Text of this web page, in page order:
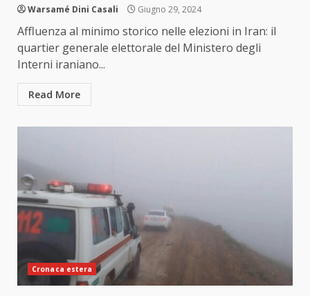
Warsamé Dini Casali Giugno 29, 2024
Affluenza al minimo storico nelle elezioni in Iran: il
quartier generale elettorale del Ministero degli
Interni iraniano...
Read More
Cronaca estera